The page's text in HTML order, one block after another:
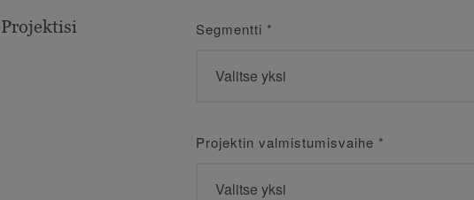
Projektisi Segmentti *
Projektin valmistumisvaihe *